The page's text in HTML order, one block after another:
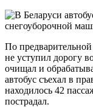
По
не уступил дорогу
очищал и
автобус съехал в
находилось 42
пострадал.